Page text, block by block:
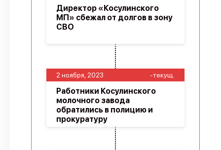
2 ноября, 2023 -текущ.
Работники Косулинского
молочного завода
обратились в полицию и
прокуратуру
Директор «Косулинского
МП» сбежал от долгов в зону
СВО